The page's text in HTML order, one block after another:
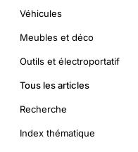
Véhicules
Meubles et déco
Outils et électroportatif
Tous les articles
Recherche
Index thématique